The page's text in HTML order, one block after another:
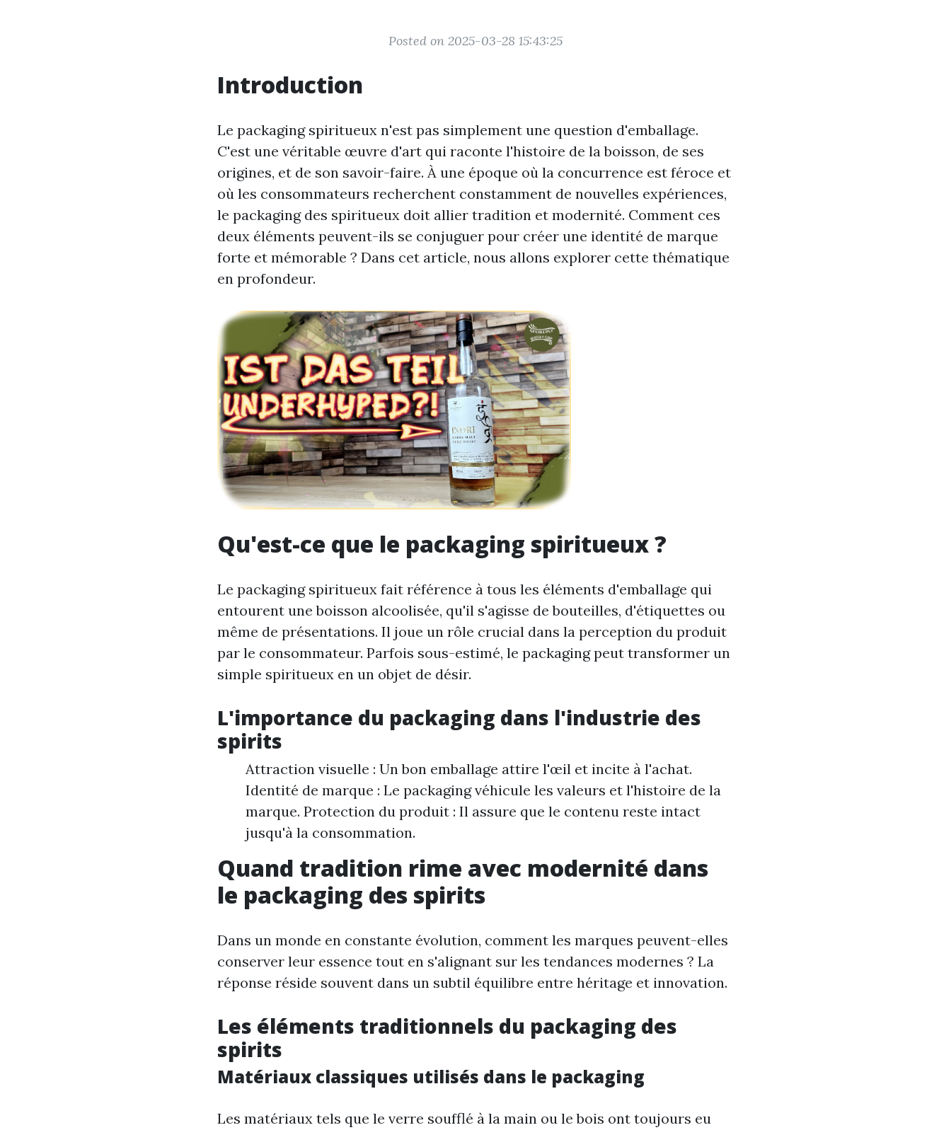
Posted on 2025-03-28 15:43:25
Introduction
Le packaging spiritueux n'est pas simplement une question d'emballage.
C'est une véritable œuvre d'art qui raconte l'histoire de la boisson, de ses
origines, et de son savoir-faire. À une époque où la concurrence est féroce et
où les consommateurs recherchent constamment de nouvelles expériences,
le packaging des spiritueux doit allier tradition et modernité. Comment ces
deux éléments peuvent-ils se conjuguer pour créer une identité de marque
forte et mémorable ? Dans cet article, nous allons explorer cette thématique
en profondeur.
Qu'est-ce que le packaging spiritueux ?
Le packaging spiritueux fait référence à tous les éléments d'emballage qui
entourent une boisson alcoolisée, qu'il s'agisse de bouteilles, d'étiquettes ou
même de présentations. Il joue un rôle crucial dans la perception du produit
par le consommateur. Parfois sous-estimé, le packaging peut transformer un
simple spiritueux en un objet de désir.
L'importance du packaging dans l'industrie des
spirits
Attraction visuelle : Un bon emballage attire l'œil et incite à l'achat.
Identité de marque : Le packaging véhicule les valeurs et l'histoire de la
marque. Protection du produit : Il assure que le contenu reste intact
jusqu'à la consommation.
Quand tradition rime avec modernité dans
le packaging des spirits
Dans un monde en constante évolution, comment les marques peuvent-elles
conserver leur essence tout en s'alignant sur les tendances modernes ? La
réponse réside souvent dans un subtil équilibre entre héritage et innovation.
Les éléments traditionnels du packaging des
spirits
Matériaux classiques utilisés dans le packaging
Les matériaux tels que le verre soufflé à la main ou le bois ont toujours eu